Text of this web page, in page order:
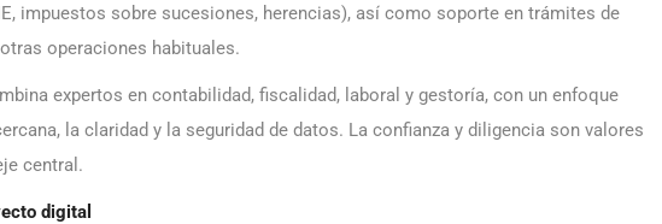
impuestos sobre sucesiones, herencias), así como soporte en trámites de
operaciones habituales.
expertos en contabilidad, fiscalidad, laboral y gestoría, con un enfoque
la claridad y la seguridad de datos. La confianza y diligencia son valores
central.
digital